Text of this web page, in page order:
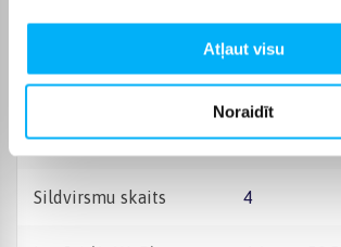
Atļaut visu
Noraidīt
Taimeris + Nē
2 in 1 Nē
Automātiska aizdedze + Jā
Sildvirsmu skaits 4